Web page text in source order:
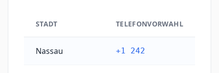
STADT TELEFONVORWAHL
Nassau +1 242